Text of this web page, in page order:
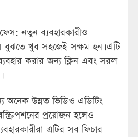
নতুন ব্যবহারকারীও
বুঝতে খুব সহজেই সক্ষম হন। এটি
ব্যবহার করার জন্য ক্লিন এবং সরল
অনেক উন্নত ভিডিও এডিটিং
প্রয়োজন হলেও
এটির সব ফিচার